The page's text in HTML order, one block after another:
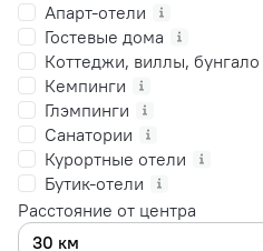
Апарт-отели
Гостевые дома
Коттеджи, виллы, бунгало
Кемпинги
Глэмпинги
Санатории
Курортные отели
Бутик-отели
Расстояние от центра